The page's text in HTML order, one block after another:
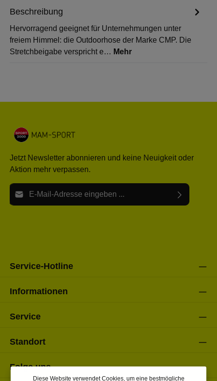
Beschreibung
Hervorragend geeignet für Unternehmungen unter
freiem Himmel: die Outdoorhose der Marke CMP. Die
Stretchbeigabe verspricht e… Mehr
Jetzt Newsletter abonnieren und keine Neuigkeit oder
Aktion mehr verpassen.
E-Mail-Adresse*
Service-Hotline
Informationen
Service
Standort
Folge uns
Diese Website verwendet Cookies, um eine bestmögliche